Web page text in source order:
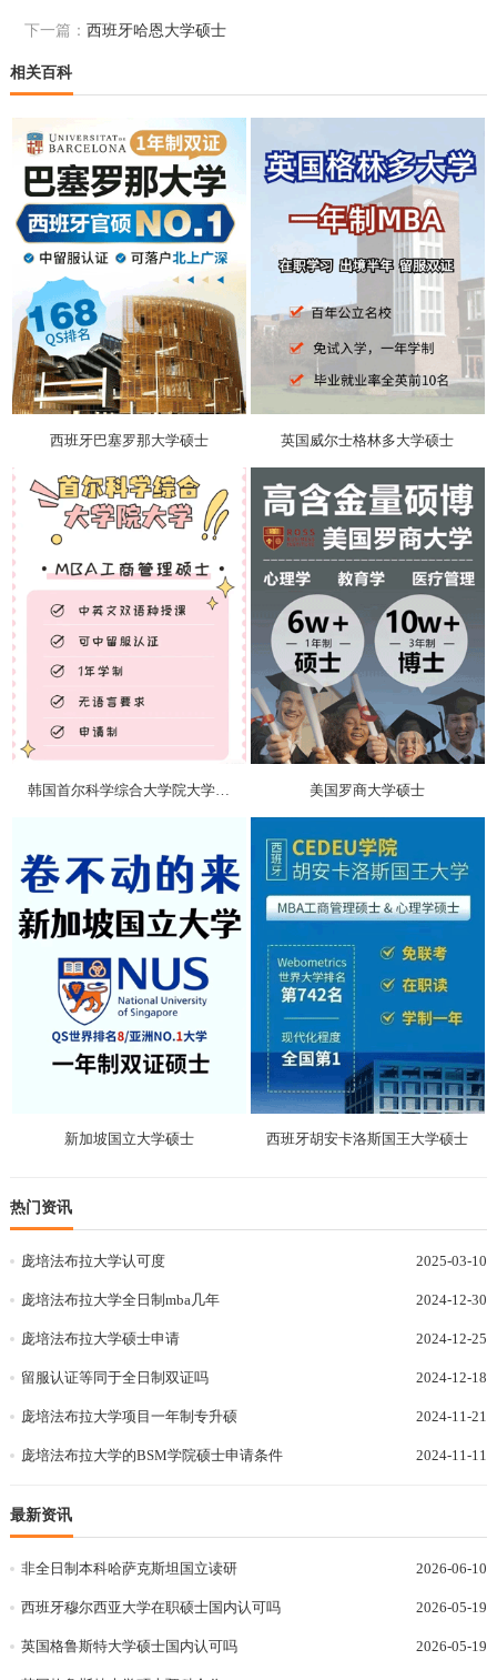
下一篇：西班牙哈恩大学硕士
相关百科
西班牙巴塞罗那大学硕士 英国威尔士格林多大学硕士
韩国首尔科学综合大学院大学硕士 美国罗商大学硕士
新加坡国立大学硕士 西班牙胡安卡洛斯国王大学硕士
热门资讯
庞培法布拉大学认可度 2025-03-10
庞培法布拉大学全日制mba几年 2024-12-30
庞培法布拉大学硕士申请 2024-12-25
留服认证等同于全日制双证吗 2024-12-18
庞培法布拉大学项目一年制专升硕 2024-11-21
庞培法布拉大学的BSM学院硕士申请条件 2024-11-11
最新资讯
非全日制本科哈萨克斯坦国立读研 2026-06-10
西班牙穆尔西亚大学在职硕士国内认可吗 2026-05-19
英国格鲁斯特大学硕士国内认可吗 2026-05-19